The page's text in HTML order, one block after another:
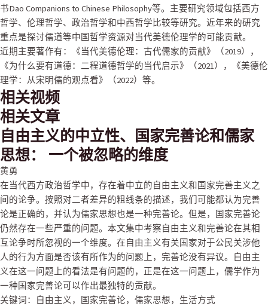
书Dao Companions to Chinese Philosophy等。主要研究领域包括西方
哲学、伦理哲学、政治哲学和中西哲学比较等研究。近年来的研究
重点是探讨儒道等中国哲学资源对当代美德伦理学的可能贡献。
近期主要著作有：《当代美德伦理：古代儒家的贡献》（2019），
《为什么要有道德：二程道德哲学的当代启示》（2021），《美德伦
理学：从宋明儒的观点看》（2022）等。
相关视频
相关文章
自由主义的中立性、国家完善论和儒家
思想： 一个被忽略的维度
黄勇
在当代西方政治哲学中，存在着中立的自由主义和国家完善主义之
间的论争。按照对二者差异的粗线条的描述，我们可能都认为完善
论是正确的，并认为儒家思想也是一种完善论。但是，国家完善论
仍然存在一些严重的问题。本文集中考察自由主义和完善论在其相
互论争时所忽视的一个维度。在自由主义有关国家对于公民关涉他
人的行为方面是否该有所作为的问题上，完善论没有异议。自由主
义在这一问题上的看法是有问题的，正是在这一问题上，儒学作为
一种国家完善论可以作出最独特的贡献。
关键词：
自由主义， 国家完善论， 儒家思想， 生活方式